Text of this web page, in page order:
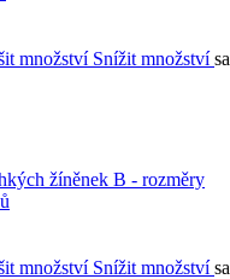
množství Snížit množství
žíněnek B - rozměry
množství Snížit množství